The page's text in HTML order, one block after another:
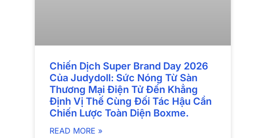
Chiến Dịch Super Brand Day 2026
Của Judydoll: Sức Nóng Từ Sàn
Thương Mại Điện Tử Đến Khẳng
Định Vị Thế Cùng Đối Tác Hậu Cần
Chiến Lược Toàn Diện Boxme.
READ MORE »